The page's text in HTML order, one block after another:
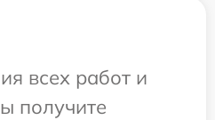
всех работ и
получите